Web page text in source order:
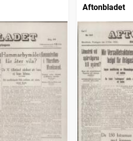
Aftonbladet